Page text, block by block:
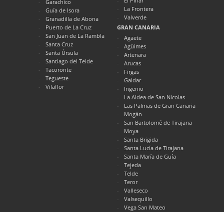
Garachico
Guía de Isora
Granadilla de Abona
Puerto de La Cruz
San Juan de La Rambla
Santa Cruz
Santa Úrsula
Santiago del Teide
Tacoronte
Tegueste
Vilaflor
La Frontera
Valverde
GRAN CANARIA
Agaete
Agüimes
Artenara
Arucas
Firgas
Galdar
Ingenio
La Aldea de San Nicolas
Las Palmas de Gran Canaria
Mogán
San Bartolomé de Tirajana
Moya
Santa Brigida
Santa Lucía de Tirajana
Santa María de Guía
Tejeda
Telde
Teror
Valleseco
Valsequillo
Vega San Mateo